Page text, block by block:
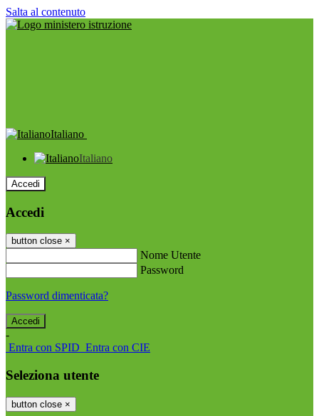
Salta al contenuto
Italiano
Italiano
Accedi
Accedi
button close ×
Nome Utente
Password
Password dimenticata?
-
Entra con SPID Entra con CIE
Seleziona utente
button close ×